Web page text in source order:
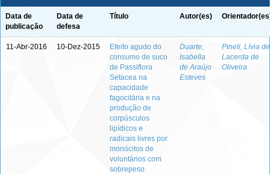
Data de
publicação
Data de
defesa
Título Autor(es)
11-Abr-2016 10-Dez-2015
Efeito agudo do
consumo de suco
de Passiflora
Setacea na
capacidade
fagocitária e na
produção de
corpúsculos
lipídicos e
radicais livres por
monócitos de
voluntários com
sobrepeso
Duarte,
Isabella
de Araújo
Esteves
Pineli, Lívia de
Lacerda de
Oliveira